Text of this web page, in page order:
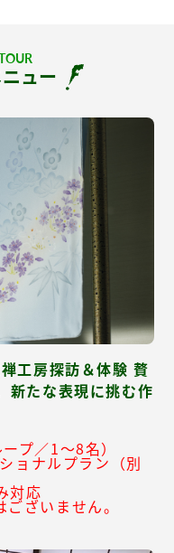
ュー
工房探訪＆体験 贅
たな表現に挑む作
プ／1～8名）
ョナルプラン（別
対応
ざいません。